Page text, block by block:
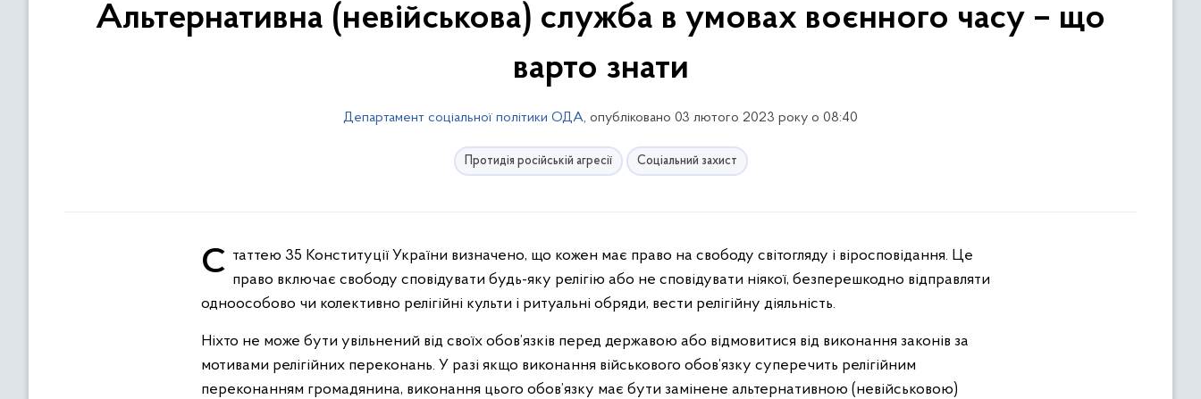
Альтернативна (невійськова) служба в умовах воєнного часу – що
варто знати
Департамент соціальної політики ОДА, опубліковано 03 лютого 2023 року о 08:40
Протидія російській агресії Соціальний захист
Статтею 35 Конституції України визначено, що кожен має право на свободу світогляду і віросповідання. Це право включає свободу сповідувати будь-яку релігію або не сповідувати ніякої, безперешкодно відправляти
одноособово чи колективно релігійні культи і ритуальні обряди, вести релігійну діяльність.
Ніхто не може бути увільнений від своїх обов’язків перед державою або відмовитися від виконання законів за
мотивами релігійних переконань. У разі якщо виконання військового обов’язку суперечить релігійним
переконанням громадянина, виконання цього обов’язку має бути замінене альтернативною (невійськовою)